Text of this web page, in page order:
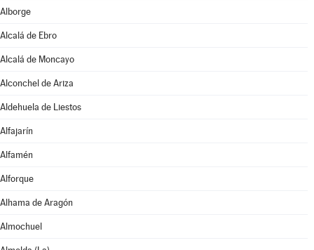
Alborge
Alcalá de Ebro
Alcalá de Moncayo
Alconchel de Ariza
Aldehuela de Liestos
Alfajarín
Alfamén
Alforque
Alhama de Aragón
Almochuel